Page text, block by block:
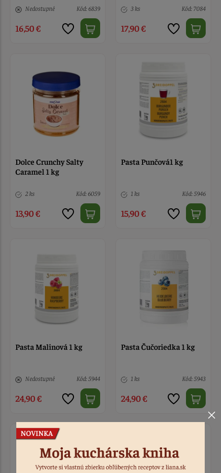
Nedostupné Kód: 6839
16,50 €
3 ks Kód: 7084
17,90 €
Dolce Crunchy Salty
Caramel 1 kg
2 ks Kód: 6059
13,90 €
Pasta Punčová1 kg
1 ks Kód: 5946
15,90 €
Pasta Malinová 1 kg
Nedostupné Kód: 5944
24,90 €
Pasta Čučoriedka 1 kg
1 ks Kód: 5943
24,90 €